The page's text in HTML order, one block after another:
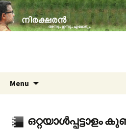
niraksharan
travelogues, book
cinema, memories &
Menu
ഒറ്റയാള്‍പ്പട്ടാളം